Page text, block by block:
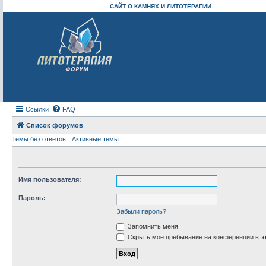
САЙТ О КАМНЯХ И ЛИТОТЕРАПИИ
Ссылки FAQ
Список форумов
Темы без ответов
Активные темы
Имя пользователя:
Пароль:
Забыли пароль?
Запомнить меня
Скрыть моё пребывание на конференции в